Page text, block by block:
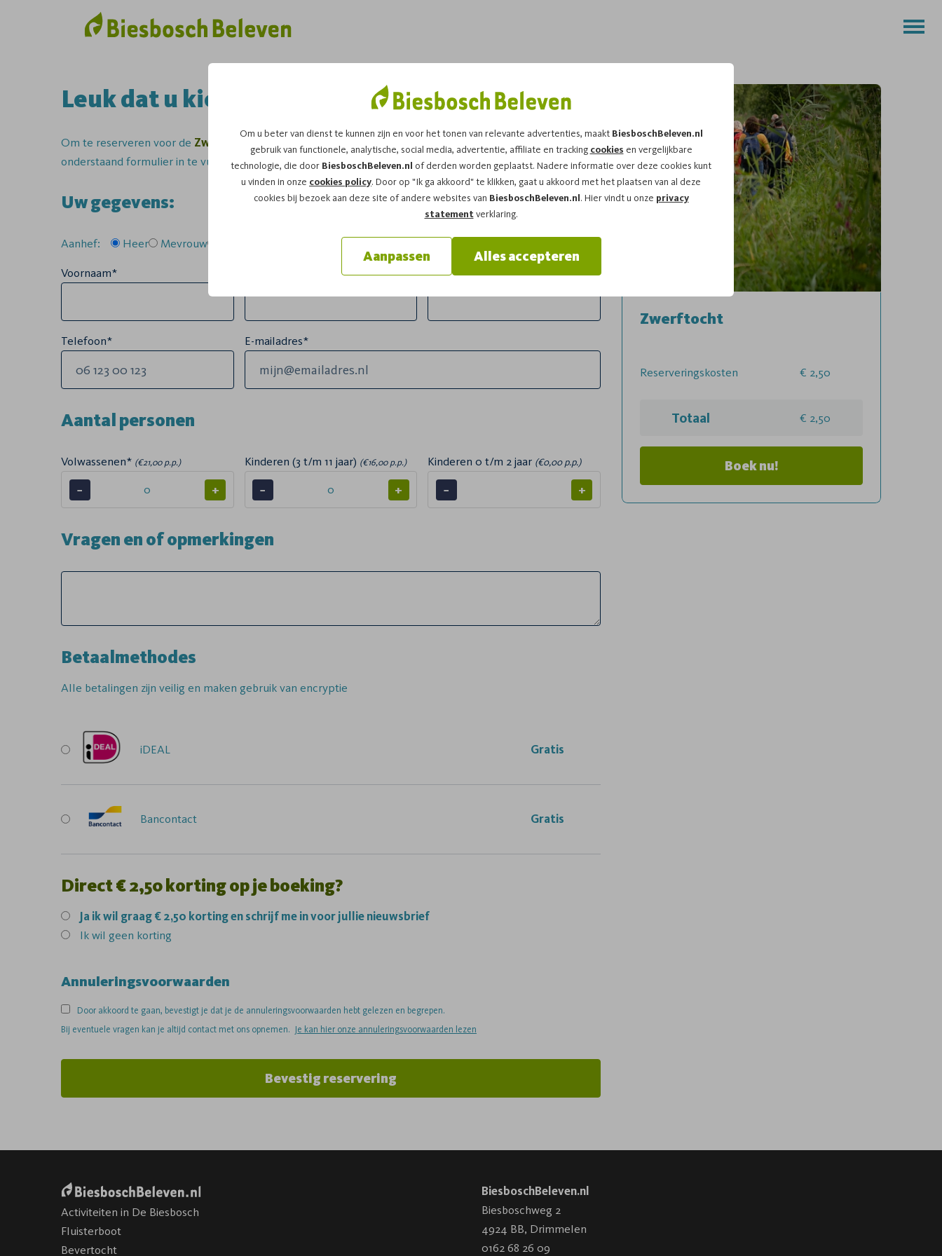
Om u beter van dienst te kunnen zijn en voor het tonen van relevante advertenties, maakt BiesboschBeleven.nl
gebruik van functionele, analytische, social media, advertentie, affiliate en tracking cookies en vergelijkbare
technologie, die door BiesboschBeleven.nl of derden worden geplaatst. Nadere informatie over deze cookies kunt
u vinden in onze cookies policy. Door op "Ik ga akkoord" te klikken, gaat u akkoord met het plaatsen van al deze
cookies bij bezoek aan deze site of andere websites van BiesboschBeleven.nl. Hier vindt u onze privacy
statementverklaring.
Aanpassen Alles accepteren
Leuk dat u kiest voor dit arrangement!
Om te reserveren voor de Zwerftocht vaartocht op maandag 20-07-2026 om 14:00
vragen wij u
onderstaand formulier in te vullen.
Uw gegevens:
Aanhef: Heer Mevrouw
Voornaam* Achternaam*
Telefoon* E-mailadres*
Aantal personen
Volwassenen* (€21,00 p.p.)
− +
Kinderen (3 t/m 11 jaar) (€16,00 p.p.)
− +
Kinderen 0 t/m 2 jaar (€0,00 p.p.)
− +
Vragen en of opmerkingen
Zwerftocht
Reserveringskosten 2,50
Totaal 2,50
Boek nu!
Betaalmethodes
Alle betalingen zijn veilig en maken gebruik van encryptie
iDEAL Gratis
Bancontact Gratis
Direct € 2,50 korting op je boeking?
Ja ik wil graag € 2,50 korting en schrijf me in voor jullie nieuwsbrief
Ik wil geen korting
Annuleringsvoorwaarden
Door akkoord te gaan, bevestigt je dat je de annuleringsvoorwaarden hebt gelezen en begrepen.
Bij eventuele vragen kan je altijd contact met ons opnemen. Je kan hier onze annuleringsvoorwaarden lezen
Bevestig reservering
Activiteiten in De Biesbosch
Fluisterboot
Bevertocht
BiesboschBeleven.nl
Biesboschweg 2
4924 BB, Drimmelen
0162 68 26 09